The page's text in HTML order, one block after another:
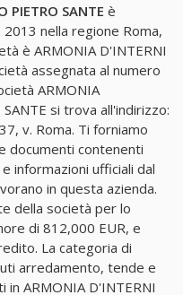
PIETRO SANTE è
nella regione Roma,
è ARMONIA D'INTERNI
assegnata al numero
ARMONIA
si trova all'indirizzo:
v. Roma. Ti forniamo
documenti contenenti
informazioni ufficiali dal
in questa azienda.
della società per lo
di 812,000 EUR, e
La categoria di
arredamento, tende e
ARMONIA D'INTERNI